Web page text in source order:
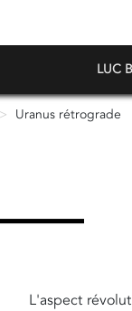
LUC
Uranus rétrograde
L'aspect